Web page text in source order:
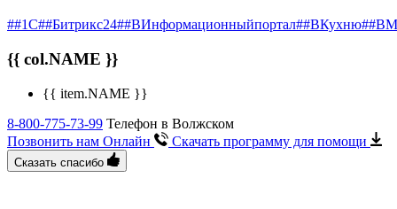
##1С##Битрикс24##ВИнформационныйпортал##ВКухню
{{ col.NAME }}
{{ item.NAME }}
8-800-775-73-99 Телефон в Волжском
Позвонить нам Онлайн
Скачать программу для помощи
Сказать спасибо